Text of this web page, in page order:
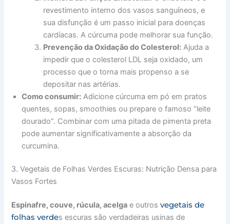
revestimento interno dos vasos sanguíneos, e
sua disfunção é um passo inicial para doenças
cardíacas. A cúrcuma pode melhorar sua função.
Prevenção da Oxidação do Colesterol: Ajuda a
impedir que o colesterol LDL seja oxidado, um
processo que o torna mais propenso a se
depositar nas artérias.
Como consumir: Adicione cúrcuma em pó em pratos
quentes, sopas, smoothies ou prepare o famoso “leite
dourado”. Combinar com uma pitada de pimenta preta
pode aumentar significativamente a absorção da
curcumina.
3. Vegetais de Folhas Verdes Escuras: Nutrição Densa para
Vasos Fortes
Espinafre, couve, rúcula, acelga e outrosvegetais de
folhas verdes escuras são verdadeiras usinas de